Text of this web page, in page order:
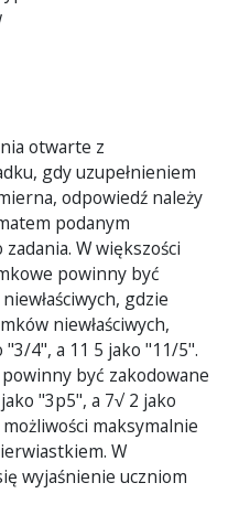
otwarte z
gdy uzupełnieniem
odpowiedź należy
podanym
W większości
powinny być
gdzie
niewłaściwych,
4", a 11 5 jako "11/5".
być zakodowane
"3p5", a 7√ 2 jako
maksymalnie
W
wyjaśnienie uczniom